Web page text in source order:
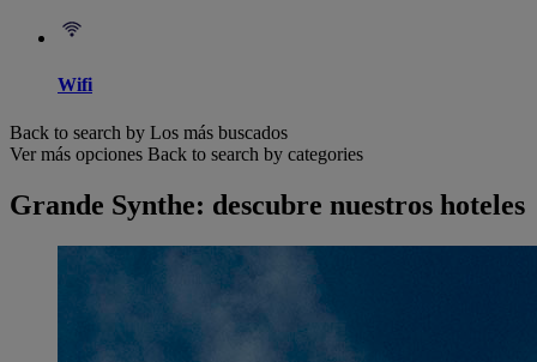
Wifi
Back to search by Los más buscados
Ver más opciones Back to search by categories
Grande Synthe: descubre nuestros hoteles